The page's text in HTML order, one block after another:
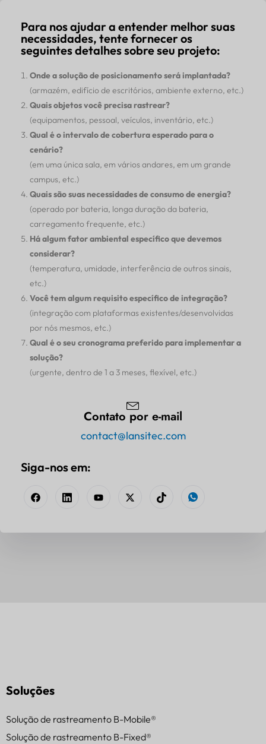
Para nos ajudar a entender melhor suas
necessidades, tente fornecer os
seguintes detalhes sobre seu projeto:
Onde a solução de posicionamento será implantada?
(armazém, edifício de escritórios, ambiente externo, etc.)
Quais objetos você precisa rastrear?
(equipamentos, pessoal, veículos, inventário, etc.)
Qual é o intervalo de cobertura esperado para o
cenário?
(em uma única sala, em vários andares, em um grande
campus, etc.)
Quais são suas necessidades de consumo de energia?
(operado por bateria, longa duração da bateria,
carregamento frequente, etc.)
Há algum fator ambiental específico que devemos
considerar?
(temperatura, umidade, interferência de outros sinais,
etc.)
Você tem algum requisito específico de integração?
(integração com plataformas existentes/desenvolvidas
por nós mesmos, etc.)
Qual é o seu cronograma preferido para implementar a
solução?
(urgente, dentro de 1 a 3 meses, flexível, etc.)
Contato por e-mail
contact@lansitec.com
Siga-nos em:
Soluções
Solução de rastreamento B-Mobile®
Solução de rastreamento B-Fixed®